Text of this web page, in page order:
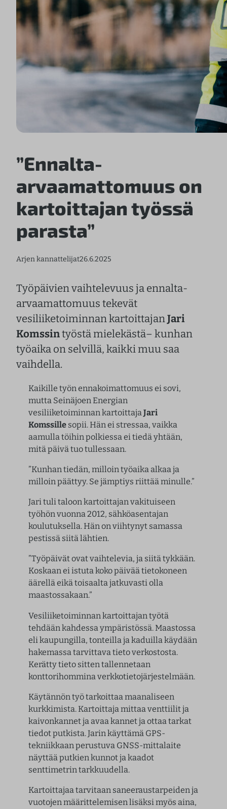
”Ennalta-
arvaamattomuus on
kartoittajan työssä
parasta”
Arjen kannattelijat26.6.2025
Työpäivien vaihtelevuus ja ennalta-
arvaamattomuus tekevät
vesiliiketoiminnan kartoittajanJari
Komssintyöstä mielekästä– kunhan
työaika on selvillä, kaikki muu saa
vaihdella.
Kaikille työn ennakoimattomuus ei sovi,
mutta Seinäjoen Energian
vesiliiketoiminnan kartoittaja Jari
Komssille sopii. Hän ei stressaa, vaikka
aamulla töihin polkiessa ei tiedä yhtään,
mitä päivä tuo tullessaan.
”Kunhan tiedän, milloin työaika alkaa ja
milloin päättyy. Se jämptiys riittää minulle.”
Jari tuli taloon kartoittajan vakituiseen
työhön vuonna 2012, sähköasentajan
koulutuksella. Hän on viihtynyt samassa
pestissä siitä lähtien.
”Työpäivät ovat vaihtelevia, ja siitä tykkään.
Koskaan ei istuta koko päivää tietokoneen
äärellä eikä toisaalta jatkuvasti olla
maastossakaan.”
Vesiliiketoiminnan kartoittajan työtä
tehdään kahdessa ympäristössä. Maastossa
eli kaupungilla, tonteilla ja kaduilla käydään
hakemassa tarvittava tieto verkostosta.
Kerätty tieto sitten tallennetaan
konttorihommina verkkotietojärjestelmään.
Käytännön työ tarkoittaa maanaliseen
kurkkimista. Kartoittaja mittaa venttiilit ja
kaivonkannet ja avaa kannet ja ottaa tarkat
tiedot putkista. Jarin käyttämä GPS-
tekniikkaan perustuva GNSS-mittalaite
näyttää putkien kunnot ja kaadot
senttimetrin tarkkuudella.
Kartoittajaa tarvitaan saneeraustarpeiden ja
vuotojen määrittelemisen lisäksi myös aina,